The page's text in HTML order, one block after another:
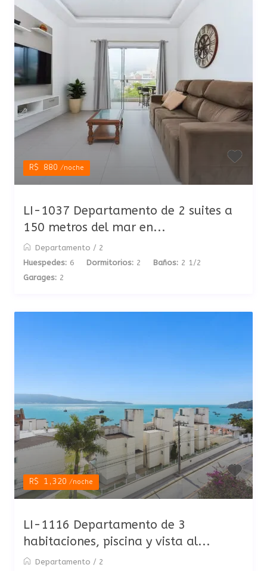
R$ 880/noche
LI-1037 Departamento de 2 suites a
150 metros del mar en...
Departamento / 2
Huespedes: 6 Dormitorios: 2 Baños: 2 1/2
Garages: 2
R$ 1,320/noche
LI-1116 Departamento de 3
habitaciones, piscina y vista al...
Departamento / 2